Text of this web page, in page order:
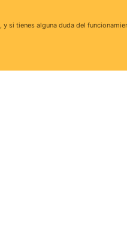
, y si tienes alguna duda del